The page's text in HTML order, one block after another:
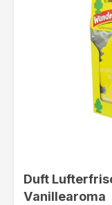
Duft
Vanillearoma